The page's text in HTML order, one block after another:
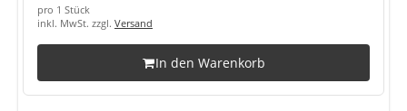
pro 1 Stück
inkl. MwSt. zzgl. Versand
In den Warenkorb